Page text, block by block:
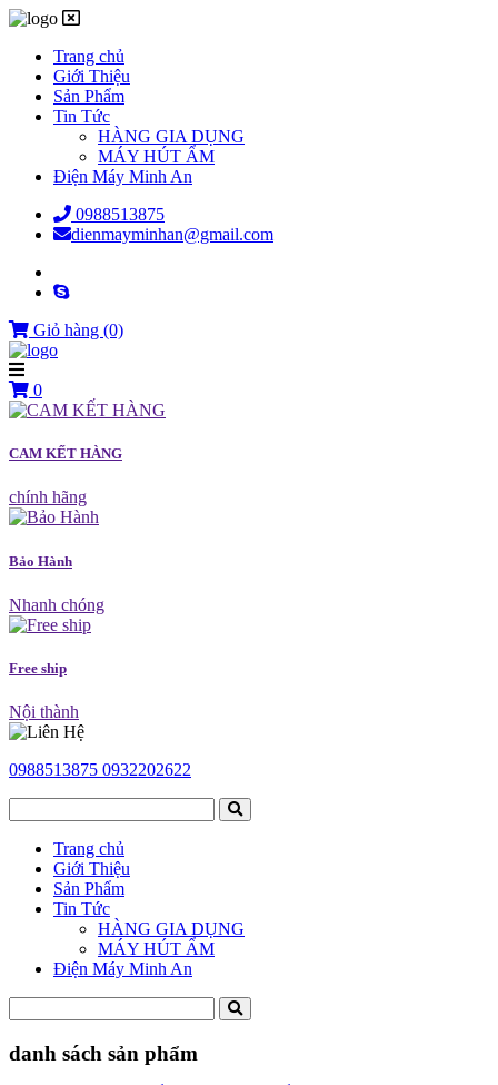
Trang chủ
Giới Thiệu
Sản Phẩm
Tin Tức
HÀNG GIA DỤNG
MÁY HÚT ẨM
Điện Máy Minh An
0988513875
dienmayminhan@gmail.com
Giỏ hàng (0)
0
CAM KẾT HÀNG
chính hãng
Bảo Hành
Nhanh chóng
Free ship
Nội thành
0988513875 0932202622
Trang chủ
Giới Thiệu
Sản Phẩm
Tin Tức
HÀNG GIA DỤNG
MÁY HÚT ẨM
Điện Máy Minh An
danh sách sản phẩm